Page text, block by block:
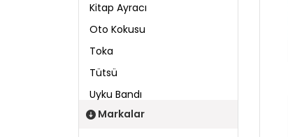
Kitap Ayracı
Oto Kokusu
Toka
Tütsü
Uyku Bandı
Markalar